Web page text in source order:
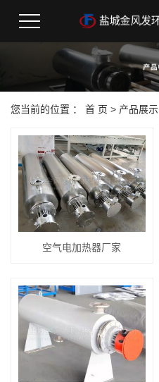
您当前的位置 ： 首 页 > 产品展示
空气电加热器厂家